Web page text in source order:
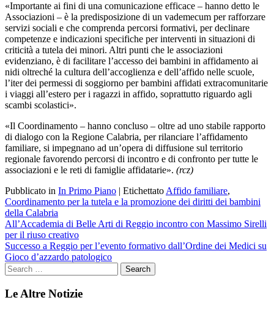
«Importante ai fini di una comunicazione efficace – hanno detto le
Associazioni – è la predisposizione di un vademecum per rafforzare
servizi sociali e che comprenda percorsi formativi, per declinare
competenze e indicazioni specifiche per interventi in situazioni di
criticità a tutela dei minori. Altri punti che le associazioni
evidenziano, è di facilitare l’accesso dei bambini in affidamento ai
nidi oltreché la cultura dell’accoglienza e dell’affido nelle scuole,
l’iter dei permessi di soggiorno per bambini affidati extracomunitarie
i viaggi all’estero per i ragazzi in affido, soprattutto riguardo agli
scambi scolastici».
«Il Coordinamento – hanno concluso – oltre ad uno stabile rapporto
di dialogo con la Regione Calabria, per rilanciare l’affidamento
familiare, si impegnano ad un’opera di diffusione sul territorio
regionale favorendo percorsi di incontro e di confronto per tutte le
associazioni e le reti di famiglie affidatarie». (rcz)
Pubblicato in In Primo Piano | EtichettatoAffido familiare,
Coordinamento per la tutela e la promozione dei diritti dei bambini
della Calabria
Navigazione
articoli
All’Accademia di Belle Arti di Reggio incontro con Massimo Sirelli
per il riuso creativo
Successo a Reggio per l’evento formativo dall’Ordine dei Medici su
Gioco d’azzardo patologico
Le Altre Notizie